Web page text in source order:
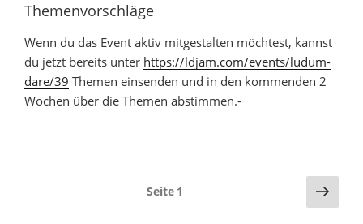
Themenvorschläge
Wenn du das Event aktiv mitgestalten möchtest, kannst
du jetzt bereits unter https://ldjam.com/events/ludum-
dare/39 Themen einsenden und in den kommenden 2
Wochen über die Themen abstimmen.-
Seitennummerierung
Seite 1
Seite